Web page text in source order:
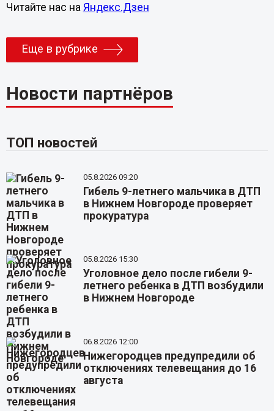
Читайте нас на Яндекс.Дзен
Еще в рубрике
Новости партнёров
ТОП новостей
05.8.2026 09:20
Гибель 9-летнего мальчика в ДТП
в Нижнем Новгороде проверяет
прокуратура
05.8.2026 15:30
Уголовное дело после гибели 9-
летнего ребенка в ДТП возбудили
в Нижнем Новгороде
06.8.2026 12:00
Нижегородцев предупредили об
отключениях телевещания до 16
августа